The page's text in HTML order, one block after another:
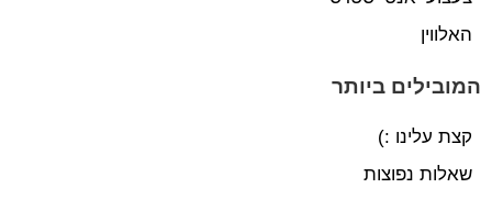
האלווין
המובילים ביותר
קצת עלינו :)
שאלות נפוצות